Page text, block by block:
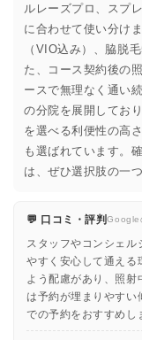
ルレーズプロ、スプ
に合わせて使い分け
（VIO込み）、脇脱
た、コース契約後の
ースで無理なく通い
の分院を展開してお
を選べる利便性の高
も選ばれています。
は、ぜひ選択肢の一
💬 口コミ・評判Google
スタッフやコンシェル
やすく安心して通える
よう配慮があり、照射
は予約が埋まりやすい
での予約をおすすめし